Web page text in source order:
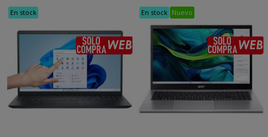
En stock
SÓLO COMPRA WEB
En stock Nuevo